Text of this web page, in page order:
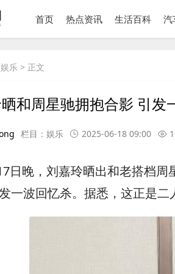
首页 热点资讯 生活百科 汽
娱乐 > 正文
和周星驰拥抱合影 引发
栏目： 娱乐 2025-06-18 09:00
日晚，刘嘉玲晒出和老搭档
一波回忆杀。据悉，这正是